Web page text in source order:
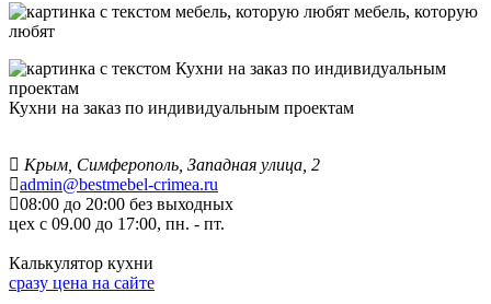
мебель, которую
любят
Кухни на заказ по индивидуальным проектам
Крым, Симферополь, Западная улица, 2
admin@bestmebel-crimea.ru
08:00 до 20:00 без выходных
цех с 09.00 до 17:00, пн. - пт.
Калькулятор кухни
сразу цена на сайте